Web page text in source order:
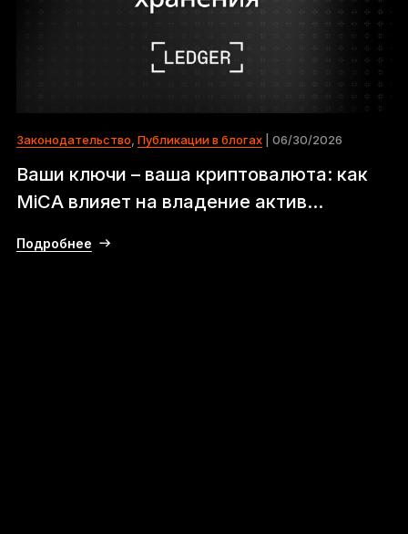
Законодательство, Публикации в блогах| 06/30/2026
Ваши ключи – ваша криптовалюта: как
MiCA влияет на владение актив...
Подробнее